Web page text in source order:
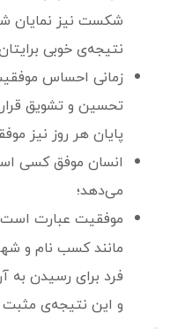
شکست نیز نمایان
نتیجه‌ی خوبی
زمانی احساس
تحسین و تشویق
پایان هر روز نیز
انسان موفق کسی
می‌دهد؛
موفقیت عبارت است
مانند کسب نام و
فرد برای رسیدن
و این نتیجه‌ی